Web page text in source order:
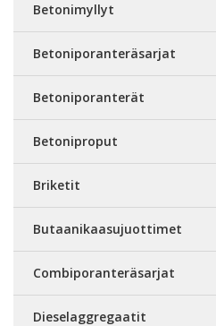
Betonimyllyt
Betoniporanteräsarjat
Betoniporanterät
Betoniproput
Briketit
Butaanikaasujuottimet
Combiporanteräsarjat
Dieselaggregaatit